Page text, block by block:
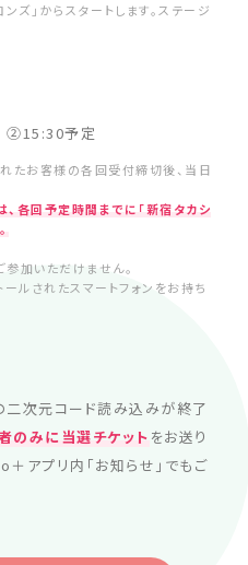
」からスタートします。ステージ
②15:30予定
たお客様の各回受付締切後、当日
各回予定時間までに「新宿タカシ
加いただけません。
ルされたスマートフォンをお持ち
次元コード読み込みが終了
のみに当選チケット をお送り
アプリ内「お知らせ」でもご